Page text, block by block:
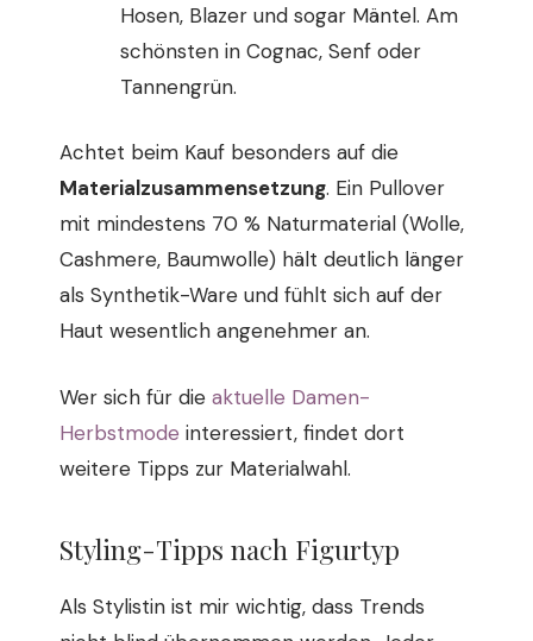
Hosen, Blazer und sogar Mäntel. Am
schönsten in Cognac, Senf oder
Tannengrün.
Achtet beim Kauf besonders auf die
Materialzusammensetzung. Ein Pullover
mit mindestens 70 % Naturmaterial (Wolle,
Cashmere, Baumwolle) hält deutlich länger
als Synthetik-Ware und fühlt sich auf der
Haut wesentlich angenehmer an.
Wer sich für die aktuelle Damen-
Herbstmode interessiert, findet dort
weitere Tipps zur Materialwahl.
Styling-Tipps nach Figurtyp
Als Stylistin ist mir wichtig, dass Trends